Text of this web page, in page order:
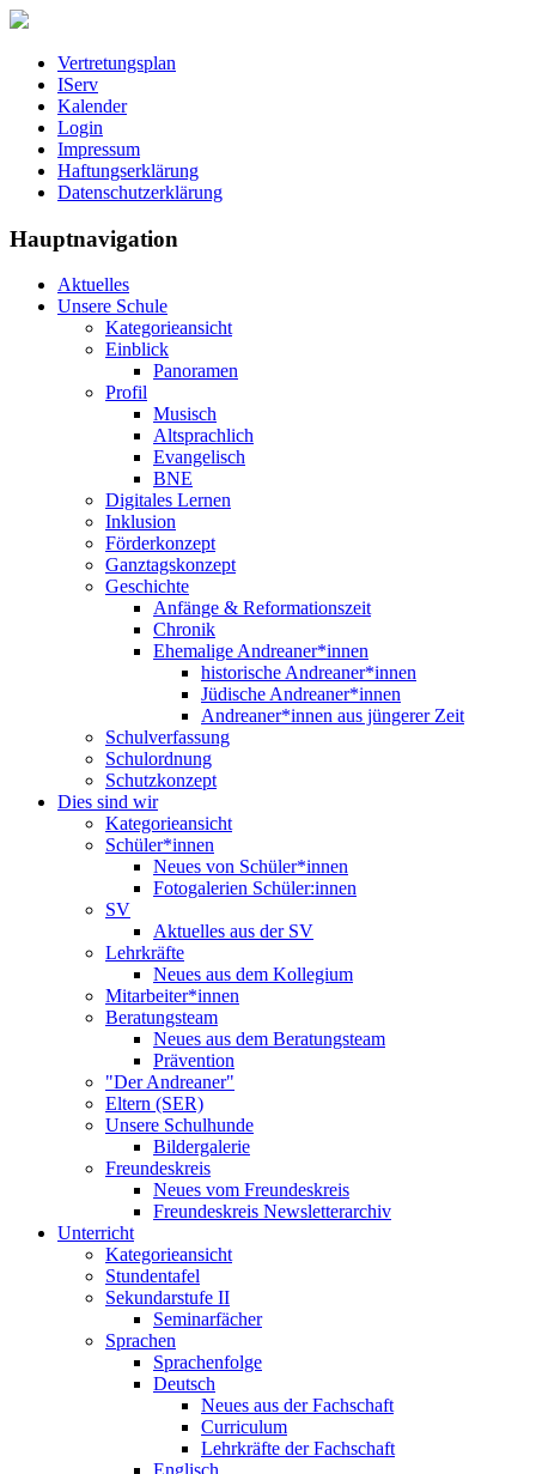
Vertretungsplan
IServ
Kalender
Login
Impressum
Haftungserklärung
Datenschutzerklärung
Hauptnavigation
Aktuelles
Unsere Schule
Kategorieansicht
Einblick
Panoramen
Profil
Musisch
Altsprachlich
Evangelisch
BNE
Digitales Lernen
Inklusion
Förderkonzept
Ganztagskonzept
Geschichte
Anfänge & Reformationszeit
Chronik
Ehemalige Andreaner*innen
historische Andreaner*innen
Jüdische Andreaner*innen
Andreaner*innen aus jüngerer Zeit
Schulverfassung
Schulordnung
Schutzkonzept
Dies sind wir
Kategorieansicht
Schüler*innen
Neues von Schüler*innen
Fotogalerien Schüler:innen
SV
Aktuelles aus der SV
Lehrkräfte
Neues aus dem Kollegium
Mitarbeiter*innen
Beratungsteam
Neues aus dem Beratungsteam
Prävention
"Der Andreaner"
Eltern (SER)
Unsere Schulhunde
Bildergalerie
Freundeskreis
Neues vom Freundeskreis
Freundeskreis Newsletterarchiv
Unterricht
Kategorieansicht
Stundentafel
Sekundarstufe II
Seminarfächer
Sprachen
Sprachenfolge
Deutsch
Neues aus der Fachschaft
Curriculum
Lehrkräfte der Fachschaft